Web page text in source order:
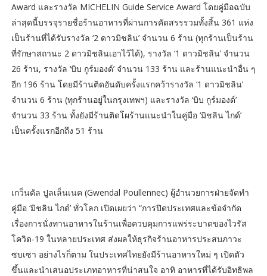
Award และรางวัล MICHELIN Guide Service Award โดยคู่มือฉบับ
ล่าสุดนี้บรรจุรายชื่อร้านอาหารที่ผ่านการคัดสรรรวมทั้งสิ้น 361 แห่ง
เป็นร้านที่ได้รับรางวัล ‘2 ดาวมิชลิน’ จำนวน 6 ร้าน (ทุกร้านเป็นร้าน
ที่รักษาสถานะ 2 ดาวมิชลินเอาไว้ได้), รางวัล ‘1 ดาวมิชลิน’ จำนวน
26 ร้าน, รางวัล ‘บิบ กูร์มองด์’ จำนวน 133 ร้าน และร้านแนะนำอื่น ๆ
อีก 196 ร้าน โดยมีร้านติดอันดับครั้งแรกคว้ารางวัล ‘1 ดาวมิชลิน’
จำนวน 6 ร้าน (ทุกร้านอยู่ในกรุงเทพฯ) และรางวัล ‘บิบ กูร์มองด์’
จำนวน 33 ร้าน ทั้งยังมีร้านติดโผร้านแนะนำในคู่มือ ‘มิชลิน ไกด์’
เป็นครั้งแรกอีกถึง 51 ร้าน
เกว็นดัล ปูลเล็นเนค (Gwendal Poullennec) ผู้อำนวยการฝ่ายจัดทำ
คู่มือ ‘มิชลิน ไกด์’ ทั่วโลก เปิดเผยว่า “การปิดประเทศและข้อจำกัด
เรื่องการนั่งทานอาหารในร้านเพื่อควบคุมการแพร่ระบาดของไวรัส
โควิด-19 ในหลายประเทศ ส่งผลให้ธุรกิจร้านอาหารประสบภาวะ
ซบเซา อย่างไรก็ตาม ในประเทศไทยยังมีร้านอาหารใหม่ ๆ เปิดตัว
ขึ้นและนำเสนอประเภทอาหารที่น่าสนใจ อาทิ อาหารที่ได้รับอิทธิพล